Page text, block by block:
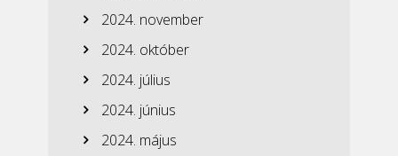
2024. november
2024. október
2024. július
2024. június
2024. május